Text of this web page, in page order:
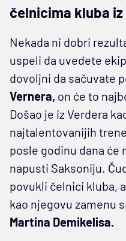
čelnicima kluba
Nekada ni dobri
uspeli da uvedete
dovoljni da sačuvate
Vernera, on će to
Došao je iz Verdera
najtalentovanijih
posle godinu dana će
napusti Saksoniju.
povukli čelnici kluba,
kao njegovu zamenu
Martina Demikelisa.